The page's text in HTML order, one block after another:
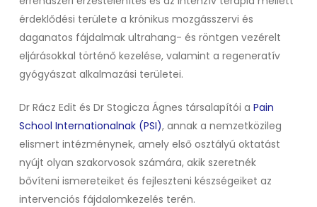
érdeklődési területe a krónikus mozgásszervi és
daganatos fájdalmak ultrahang- és röntgen vezérelt
eljárásokkal történő kezelése, valamint a regeneratív
gyógyászat alkalmazási területei.
Dr Rácz Edit és Dr Stogicza Ágnes társalapítói a Pain
School Internationalnak (PSI), annak a nemzetközileg
elismert intézménynek, amely első osztályú oktatást
nyújt olyan szakorvosok számára, akik szeretnék
bővíteni ismereteiket és fejleszteni készségeiket az
intervenciós fájdalomkezelés terén.